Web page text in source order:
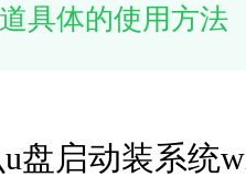
具体的使用方法
盘启动装系统